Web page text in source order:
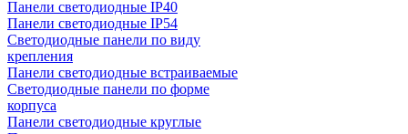
Панели светодиодные IP40
Панели светодиодные IP54
Светодиодные панели по виду
крепления
Панели светодиодные встраиваемые
Светодиодные панели по форме
корпуса
Панели светодиодные круглые